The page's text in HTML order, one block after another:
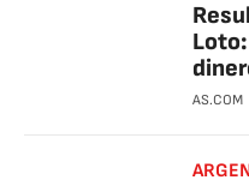
AS.COM